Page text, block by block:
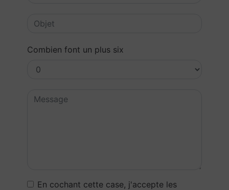
Combien font un plus six
En cochant cette case, j'accepte les